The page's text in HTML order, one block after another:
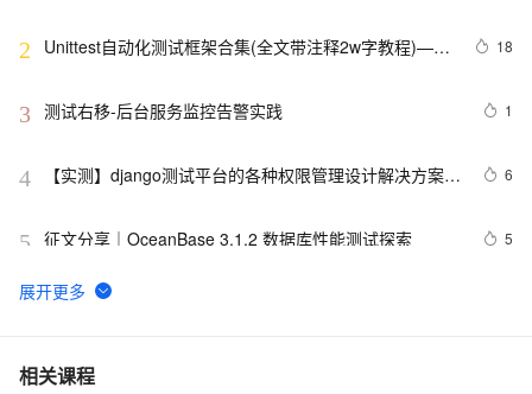
2
Unittest自动化测试框架合集(全文带注释2w字教程)——
18
3 测试右移-后台服务监控告警实践 1
4
【实测】django测试平台的各种权限管理设计解决方案！
6
5 征文分享｜OceanBase 3.1.2 数据库性能测试探索 5
6
Matlab+Qt开发笔记（一）：matlab搭建Qt开发matlib环
7 优化IAA广告策略：通过A/B测试和实时反馈提高广告效果
相关课程